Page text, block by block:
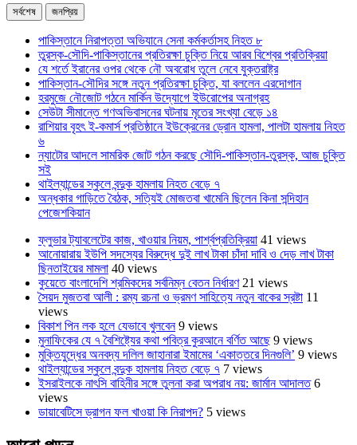
সর্বশেষ জনপ্রিয়
পাকিস্তানে নিরাপত্তা অভিযানে সেনা কর্মকর্তাসহ নিহত ৮
তুরস্ক-সৌদি-পাকিস্তানের প্রতিরক্ষা চুক্তি নিয়ে আরব বিশ্বের প্রতিক্রিয়া
যে শর্তে ইরানের ওপর থেকে নৌ অবরোধ তুলে নেবে যুক্তরাষ্ট্র
পাকিস্তান-সৌদির সঙ্গে নতুন প্রতিরক্ষা চুক্তি, যা বললেন এরদোগান
হরমুজে নৌজোট গঠনে মার্কিন উদ্যোগে ইউরোপের অনাগ্রহ
সেউটা সীমান্তে গণঅভিবাসনের ঘটনায় মৃতের সংখ্যা বেড়ে ১৪
রাশিয়ার বৃহৎ ই-কমার্স প্রতিষ্ঠানে ইউক্রেনের ড্রোন হামলা, পালটা হামলায় নিহত
৬
ন্যাটোর আদলে সামরিক জোট গঠন করছে সৌদি-পাকিস্তান-তুরস্ক, আজ চুক্তি
সই
থাইল্যান্ডের স্কুলে বন্দুক হামলায় নিহত বেড়ে ৭
অন্ধকার গাড়িতে বৈঠক, সত্যিই মোজতবা খামেনি ছিলেন কিনা সন্দিহান
পেজেশকিয়ান
ফ্লুভার ট্যাবলেটের কাজ, খাওয়ার নিয়ম, পার্শ্বপ্রতিক্রিয়া 41 views
আনোয়ারায় ইউপি সদস্যের বিরুদ্ধে দুই লাখ টাকা চাঁদা দাবি ও দেড় লাখ টাকা
ছিনতাইয়ের মামলা 40 views
কুয়েতে বাংলাদেশি শ্রমিকদের সর্বনিম্ন বেতন নির্ধারণ 21 views
সৈয়দ মুজতবা আলী : রম্য রচনা ও ভ্রমণ সাহিত্যে নতুন বাকের স্রষ্টা 11
views
বিকাশ পিন লক হলে যেভাবে খুলবেন 9 views
মুনাফিকের যে ৭ বৈশিষ্ট্যের কথা পবিত্র কুরআনে বর্ণিত আছে 9 views
মুক্তিযুদ্ধের অনবদ্য দলিল জাহানারা ইমামের ‘একাত্তরে দিনগুলি’ 9 views
থাইল্যান্ডের স্কুলে বন্দুক হামলায় নিহত বেড়ে ৭ 7 views
ইসরাইলকে নাৎসি বাহিনীর সঙ্গে তুলনা করা অপরাধ নয়: জার্মান আদালত 6
views
ডায়াবেটিসে ড্রাগন ফল খাওয়া কি নিরাপদ? 5 views